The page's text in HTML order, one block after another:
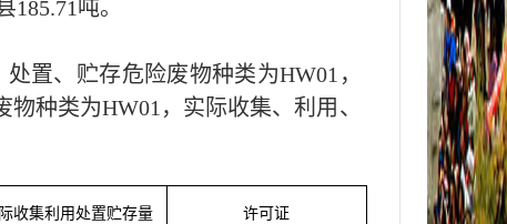
185.71吨。
置、贮存危险废物种类为HW01 ，
物种类为HW01 ，实际收集、利用、
收集利用处置贮存量
许可证